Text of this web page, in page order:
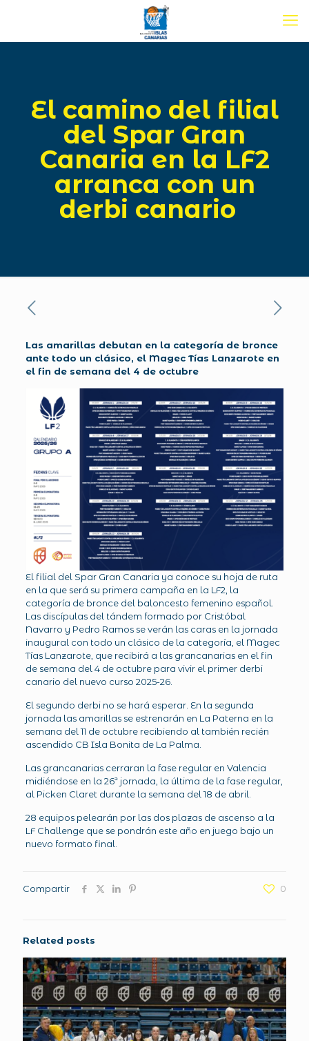
El camino del filial
del Spar Gran
Canaria en la LF2
arranca con un
derbi canario
Las amarillas debutan en la categoría de bronce
ante todo un clásico, el Magec Tías Lanzarote en
el fin de semana del 4 de octubre
El filial del Spar Gran Canaria ya conoce su hoja de ruta
en la que será su primera campaña en la LF2, la
categoría de bronce del baloncesto femenino español.
Las discípulas del tándem formado por Cristóbal
Navarro y Pedro Ramos se verán las caras en la jornada
inaugural con todo un clásico de la categoría, el Magec
Tías Lanzarote, que recibirá a las grancanarias en el fin
de semana del 4 de octubre para vivir el primer derbi
canario del nuevo curso 2025-26.
El segundo derbi no se hará esperar. En la segunda
jornada las amarillas se estrenarán en La Paterna en la
semana del 11 de octubre recibiendo al también recién
ascendido CB Isla Bonita de La Palma.
Las grancanarias cerraran la fase regular en Valencia
midiéndose en la 26ª jornada, la última de la fase regular,
al Picken Claret durante la semana del 18 de abril.
28 equipos pelearán por las dos plazas de ascenso a la
LF Challenge que se pondrán este año en juego bajo un
nuevo formato final.
Compartir 0
Related posts